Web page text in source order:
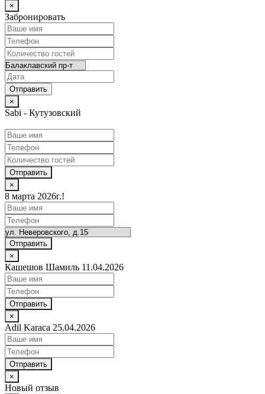
×
Забронировать
×
Sabi - Кутузовский
Отправить
×
8 марта 2026г.!
Отправить
×
Кашешов Шамиль 11.04.2026
Отправить
×
Adil Karaca 25.04.2026
Отправить
×
Новый отзыв